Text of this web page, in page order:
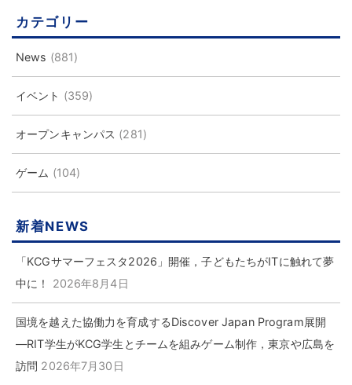
カテゴリー
News (881)
イベント (359)
オープンキャンパス (281)
ゲーム (104)
新着NEWS
「KCGサマーフェスタ2026」開催，子どもたちがITに触れて夢
中に！
2026年8月4日
国境を越えた協働力を育成するDiscover Japan Program展開
―RIT学生がKCG学生とチームを組みゲーム制作，東京や広島を
訪問 2026年7月30日